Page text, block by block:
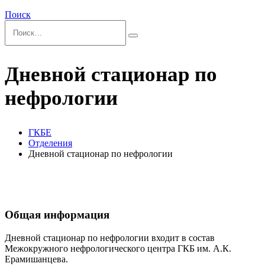
Поиск
Дневной стационар по
нефрологии
ГКБЕ
Отделения
Дневной стационар по нефрологии
Общая информация
Дневной стационар по нефрологии входит в состав
Межокружного нефрологического центра ГКБ им. А.К.
Ерамишанцева.